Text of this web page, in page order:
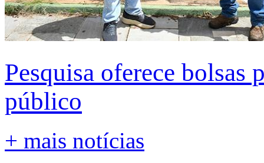
Pesquisa oferece bolsas
público
+ mais notícias